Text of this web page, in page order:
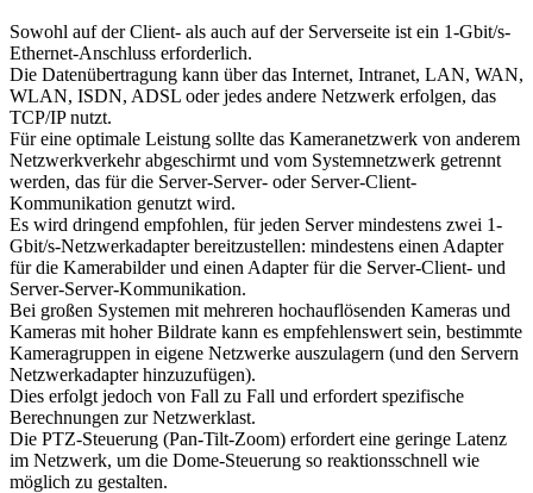
Sowohl auf der Client- als auch auf der Serverseite ist ein 1-Gbit/s-
Ethernet-Anschluss erforderlich.
Die Datenübertragung kann über das Internet, Intranet, LAN, WAN,
WLAN, ISDN, ADSL oder jedes andere Netzwerk erfolgen, das
TCP/IP nutzt.
Für eine optimale Leistung sollte das Kameranetzwerk von anderem
Netzwerkverkehr abgeschirmt und vom Systemnetzwerk getrennt
werden, das für die Server-Server- oder Server-Client-
Kommunikation genutzt wird.
Es wird dringend empfohlen, für jeden Server mindestens zwei 1-
Gbit/s-Netzwerkadapter bereitzustellen: mindestens einen Adapter
für die Kamerabilder und einen Adapter für die Server-Client- und
Server-Server-Kommunikation.
Bei großen Systemen mit mehreren hochauflösenden Kameras und
Kameras mit hoher Bildrate kann es empfehlenswert sein, bestimmte
Kameragruppen in eigene Netzwerke auszulagern (und den Servern
Netzwerkadapter hinzuzufügen).
Dies erfolgt jedoch von Fall zu Fall und erfordert spezifische
Berechnungen zur Netzwerklast.
Die PTZ-Steuerung (Pan-Tilt-Zoom) erfordert eine geringe Latenz
im Netzwerk, um die Dome-Steuerung so reaktionsschnell wie
möglich zu gestalten.